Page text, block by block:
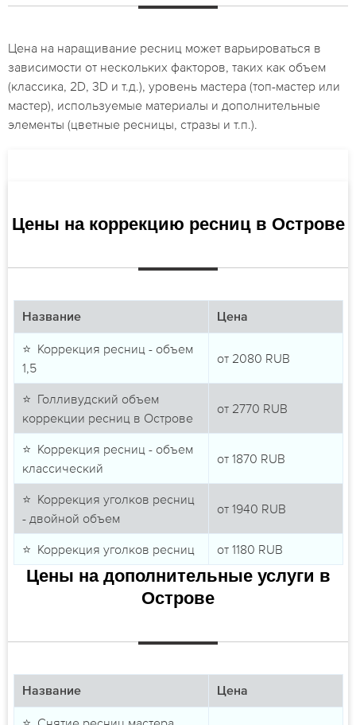
Цена на наращивание ресниц может варьироваться в
зависимости от нескольких факторов, таких как объем
(классика, 2D, 3D и т.д.), уровень мастера (топ-мастер или
мастер), используемые материалы и дополнительные
элементы (цветные ресницы, стразы и т.п.).
Цены на коррекцию ресниц в Острове
Название Цена
⭐ Коррекция ресниц - объем
1,5
от 2080 RUB
⭐ Голливудский объем
коррекции ресниц в Острове
от 2770 RUB
⭐ Коррекция ресниц - объем
классический
от 1870 RUB
⭐ Коррекция уголков ресниц
- двойной объем
от 1940 RUB
⭐ Коррекция уголков ресниц от 1180 RUB
Цены на дополнительные услуги в
Острове
Название Цена